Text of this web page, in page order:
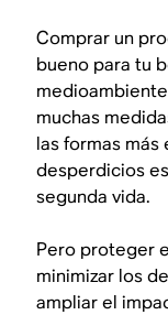
Comprar un
bueno para tu
muchas
las formas
desperdicios
segunda vida.
Pero proteger
minimizar los
ampliar el